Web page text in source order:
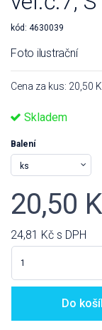
kód: 4630039
Foto ilustrační
Cena za kus: 20,50
Skladem
Balení
20,50
24,81 Kč s DPH
Do